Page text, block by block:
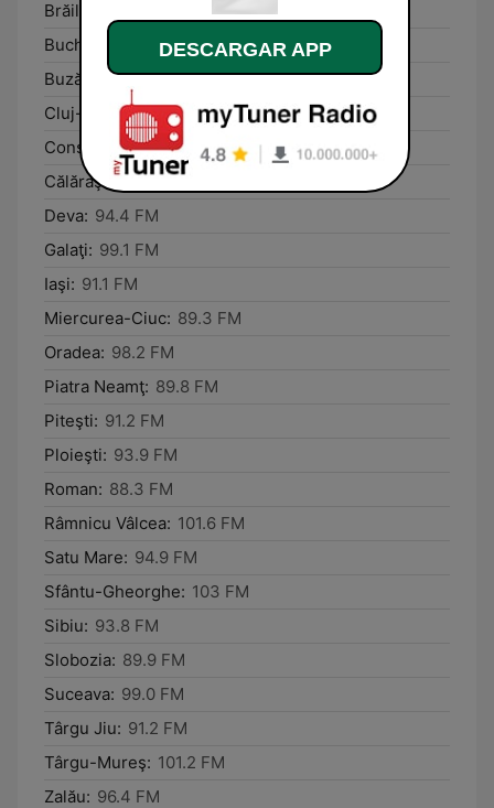
Brăila:
Bucharest:
90.8 FM
Buzău:
105.6 FM
Cluj-Napoca: 89.4 FM
Constanţa: 89.4 FM
Călăraşi: 101.8 FM
Deva: 94.4 FM
Galaţi: 99.1 FM
Iaşi: 91.1 FM
Miercurea-Ciuc: 89.3 FM
Oradea: 98.2 FM
Piatra Neamţ: 89.8 FM
Piteşti: 91.2 FM
Ploieşti: 93.9 FM
Roman: 88.3 FM
Râmnicu Vâlcea: 101.6 FM
Satu Mare: 94.9 FM
Sfântu-Gheorghe: 103 FM
Sibiu: 93.8 FM
Slobozia: 89.9 FM
Suceava: 99.0 FM
Târgu Jiu: 91.2 FM
Târgu-Mureş: 101.2 FM
Zalău: 96.4 FM
DESCARGAR APP